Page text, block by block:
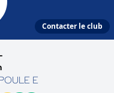
Contacter le club
E